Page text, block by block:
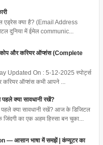
क्या है? (Email Address
दुनिया में ईमेल communic...
स्कोप और करियर ऑप्शंस (Complete
Updated On : 5-12-2025 स्पोर्ट्स
करियर ऑप्शंस कभी आपने ...
क्या सावधानी रखें?
क्या सावधानी रखें? आज के डिजिटल
जिंदगी का एक अहम हिस्सा बन चुका...
— आसान भाषा में समझें | कंप्यूटर का